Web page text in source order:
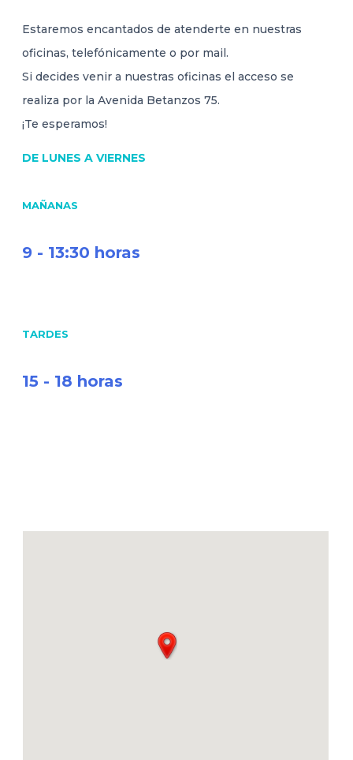
Estaremos encantados de atenderte en nuestras
oficinas, telefónicamente o por mail.
Si decides venir a nuestras oficinas el acceso se
realiza por la Avenida Betanzos 75.
¡Te esperamos!
DE LUNES A VIERNES
MAÑANAS
9 - 13:30 horas
TARDES
15 - 18 horas